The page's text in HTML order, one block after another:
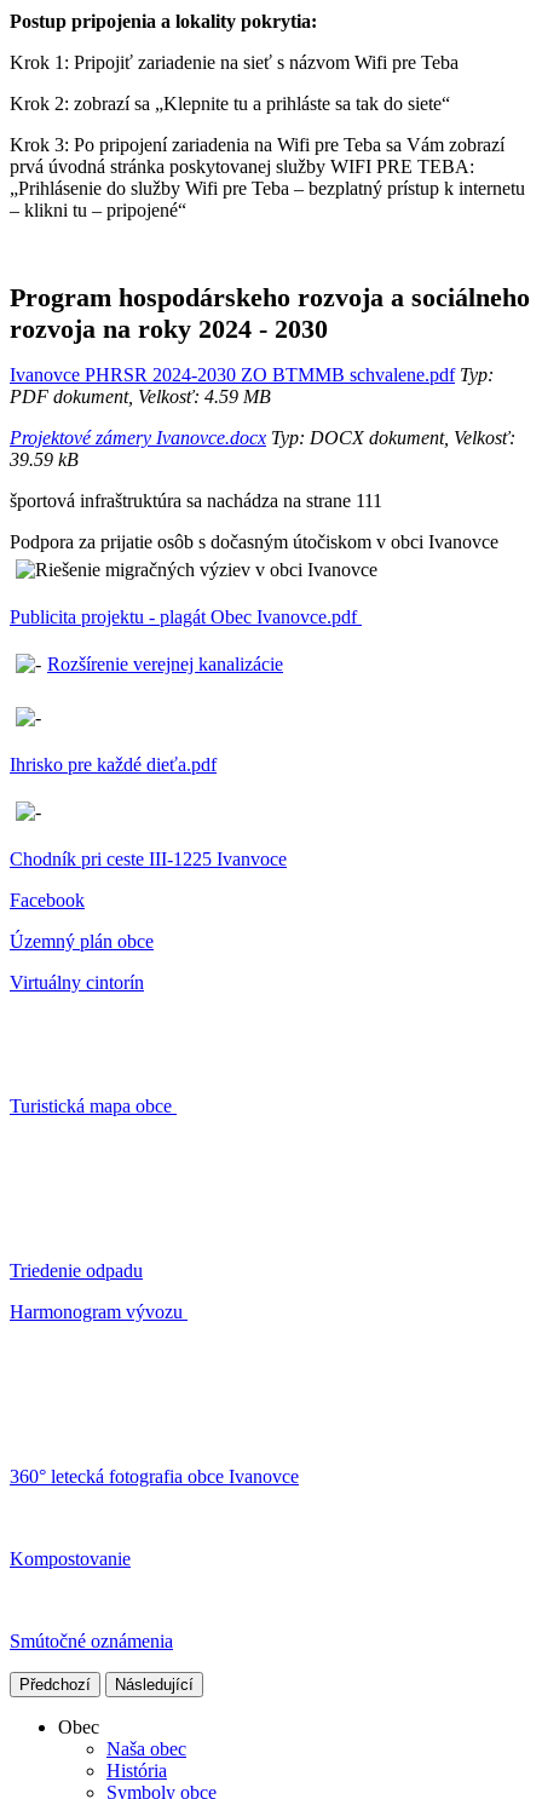
Postup pripojenia a lokality pokrytia:
Krok 1: Pripojiť zariadenie na sieť s názvom Wifi pre Teba
Krok 2: zobrazí sa „Klepnite tu a prihláste sa tak do siete“
Krok 3: Po pripojení zariadenia na Wifi pre Teba sa Vám zobrazí
prvá úvodná stránka poskytovanej služby WIFI PRE TEBA:
„Prihlásenie do služby Wifi pre Teba – bezplatný prístup k internetu
– klikni tu – pripojené“
Program hospodárskeho rozvoja a sociálneho
rozvoja na roky 2024 - 2030
Ivanovce PHRSR 2024-2030 ZO BTMMB schvalene.pdfTyp:
PDF dokument, Velkosť: 4.59 MB
Projektové zámery Ivanovce.docx Typ: DOCX dokument, Velkosť:
39.59 kB
športová infraštruktúra sa nachádza na strane 111
Podpora za prijatie osôb s dočasným útočiskom v obci Ivanovce
Publicita projektu - plagát Obec Ivanovce.pdf
Rozšírenie verejnej kanalizácie
Ihrisko pre každé dieťa.pdf
Chodník pri ceste III-1225 Ivanvoce
Facebook
Územný plán obce
Virtuálny cintorín
Turistická mapa obce
Triedenie odpadu
Harmonogram vývozu
360° letecká fotografia obce Ivanovce
Kompostovanie
Smútočné oznámenia
Předchozí Následující
Obec
Naša obec
História
Symboly obce